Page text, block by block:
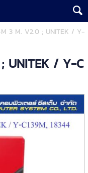
3 M. V2.0 ; UNITEK / Y-
UNITEK / Y-C